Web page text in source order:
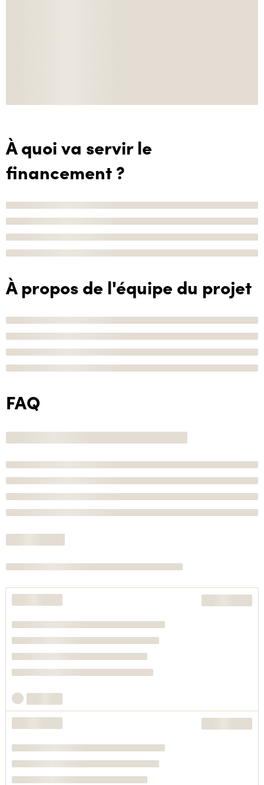
À quoi va servir le
financement ?
À propos de l'équipe du projet
FAQ